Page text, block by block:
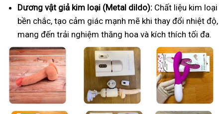
Dương vật giả kim loại (Metal dildo): Chất liệu kim loại
bền chắc, tạo cảm giác mạnh mẽ khi thay đổi nhiệt độ,
mang đến trải nghiệm thăng hoa và kích thích tối đa.